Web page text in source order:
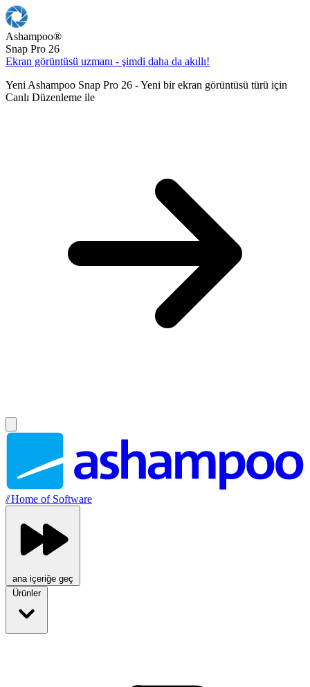
Ashampoo®
Snap Pro 26
Ekran görüntüsü uzmanı - şimdi daha da akıllı!
Yeni Ashampoo Snap Pro 26 - Yeni bir ekran görüntüsü türü için
Canlı Düzenleme ile
//Home of Software
ana içeriğe geç
Ürünler